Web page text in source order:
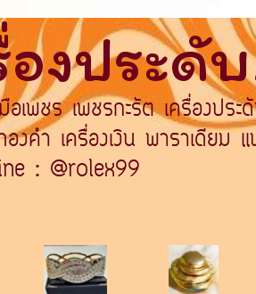
งประดั
เพชร เพชรกะรัต เครื่องปร
คำ เครื่องเงิน พาราเดียม
: @rolex99